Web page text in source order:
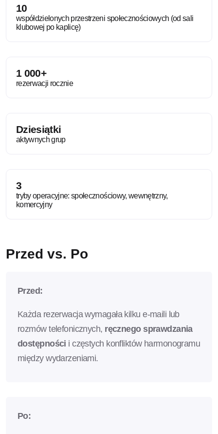
10
współdzielonych przestrzeni społecznościowych (od sali
klubowej po kaplicę)
1 000+
rezerwacji rocznie
Dziesiątki
aktywnych grup
3
tryby operacyjne: społecznościowy, wewnętrzny,
komercyjny
Przed vs. Po
Przed:
Każda rezerwacja wymagała kilku e-maili lub
rozmów telefonicznych, ręcznego sprawdzania
dostępności i częstych konfliktów harmonogramu
między wydarzeniami.
Po: